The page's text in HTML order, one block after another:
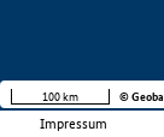
Impressum
100 km ©